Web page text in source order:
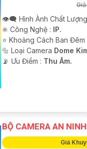
👁️‍🗨 Hình Ành Chất
✳️ Công Nghệ : IP.
⭐ Khoảng Cách Ban Đêm
🔩 Loại Camera Dome
️📡 Ưu Điểm : Thu Âm.
BỘ CAMERA AN
Giá